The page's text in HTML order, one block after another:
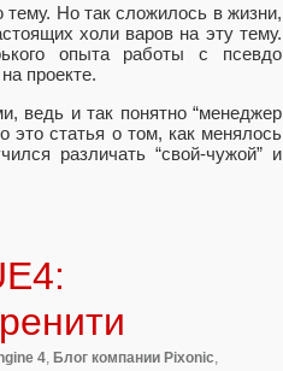
Но так сложилось в жизни,
холи варов на эту тему.
опыта работы с псевдо
проекте.
ведь и так понятно “менеджер
это статья о том, как менялось
различать “свой-чужой” и
4, Блог компании Pixonic,